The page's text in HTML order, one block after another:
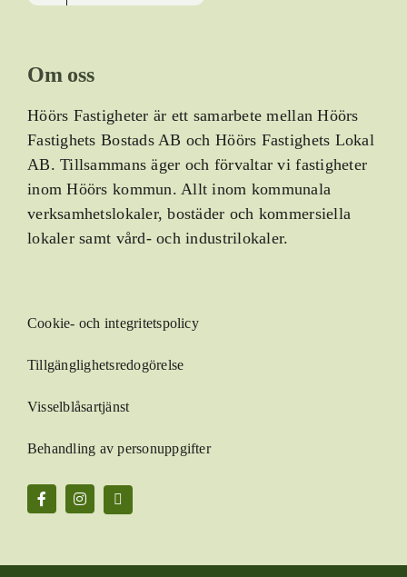
Om oss
Höörs Fastigheter är ett samarbete mellan Höörs
Fastighets Bostads AB och Höörs Fastighets Lokal
AB.Tillsammans äger och förvaltar vi fastigheter
inom Höörs kommun. Allt inom kommunala
verksamhetslokaler, bostäder och kommersiella
lokaler samt vård- och industrilokaler.
Cookie- och integritetspolicy
Tillgänglighetsredogörelse
Visselblåsartjänst
Behandling av personuppgifter